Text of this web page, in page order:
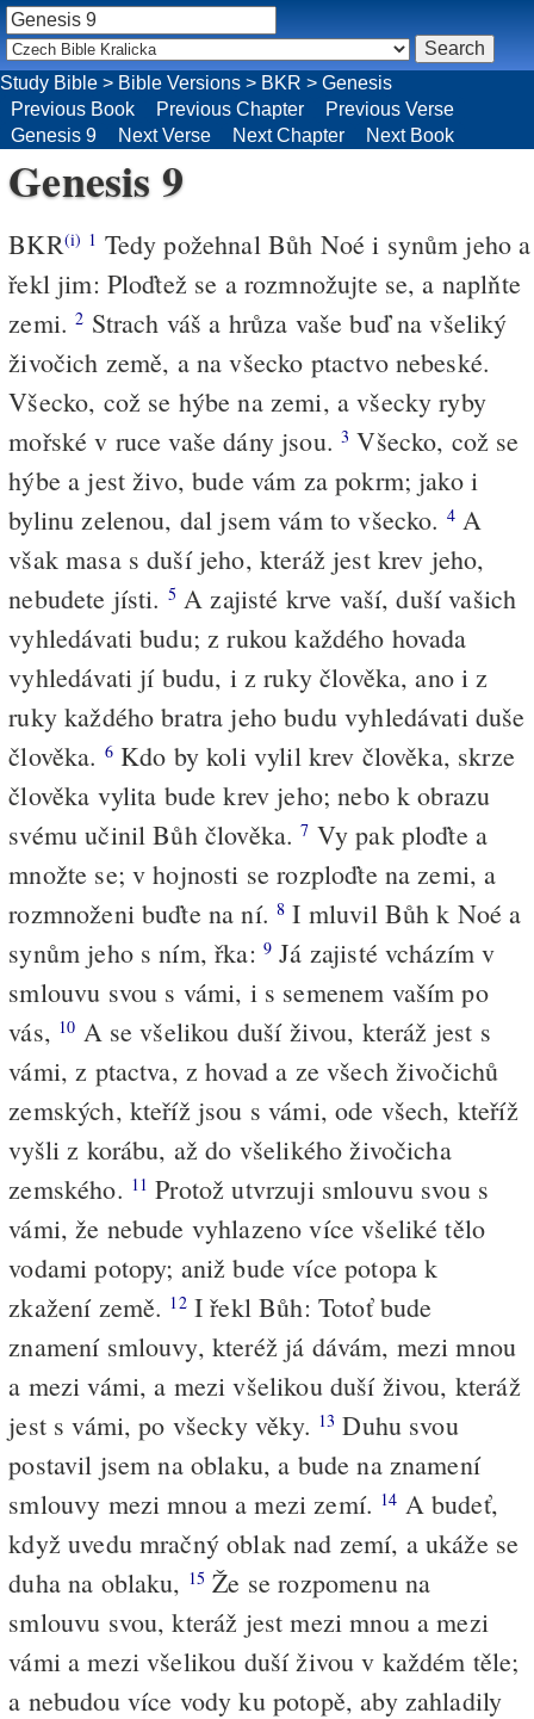
Study Bible > Bible Versions > BKR > Genesis
Previous Book
Previous Chapter
Previous Verse
Genesis 9
Next Verse Next Chapter Next Book
Genesis 9
BKR(i) 1 Tedy požehnal Bůh Noé i synům jeho a
řekl jim: Ploďtež se a rozmnožujte se, a naplňte
zemi.2 Strach váš a hrůza vaše buď na všeliký
živočich země, a na všecko ptactvo nebeské.
Všecko, což se hýbe na zemi, a všecky ryby
mořské v ruce vaše dány jsou.3 Všecko, což se
hýbe a jest živo, bude vám za pokrm; jako i
bylinu zelenou, dal jsem vám to všecko. 4A
však masa s duší jeho, kteráž jest krev jeho,
nebudete jísti. 5 A zajisté krve vaší, duší vašich
vyhledávati budu; z rukou každého hovada
vyhledávati jí budu, i z ruky člověka, ano i z
ruky každého bratra jeho budu vyhledávati duše
člověka. 6Kdo by koli vylil krev člověka, skrze
člověka vylita bude krev jeho; nebo k obrazu
svému učinil Bůh člověka.7 Vy pak ploďte a
množte se; v hojnosti se rozploďte na zemi, a
rozmnoženi buďte na ní.8 I mluvil Bůh k Noé a
synům jeho s ním, řka: 9 Já zajisté vcházím v
smlouvu svou s vámi, i s semenem vaším po
vás, 10 A se všelikou duší živou, kteráž jest s
vámi, z ptactva, z hovad a ze všech živočichů
zemských, kteříž jsou s vámi, ode všech, kteříž
vyšli z korábu, až do všelikého živočicha
zemského. 11 Protož utvrzuji smlouvu svou s
vámi, že nebude vyhlazeno více všeliké tělo
vodami potopy; aniž bude více potopa k
zkažení země. 12I řekl Bůh: Totoť bude
znamení smlouvy, kteréž já dávám, mezi mnou
a mezi vámi, a mezi všelikou duší živou, kteráž
jest s vámi, po všecky věky. 13 Duhu svou
postavil jsem na oblaku, a bude na znamení
smlouvy mezi mnou a mezi zemí. 14 A budeť,
když uvedu mračný oblak nad zemí, a ukáže se
duha na oblaku, 15 Že se rozpomenu na
smlouvu svou, kteráž jest mezi mnou a mezi
vámi a mezi všelikou duší živou v každém těle;
a nebudou více vody ku potopě, aby zahladily